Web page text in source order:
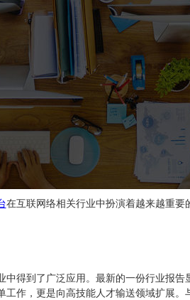
在互联网络相关行业中扮演着越来越重
得到了广泛应用。最新的一份行业报
作，更是向高技能人才输送领域扩展